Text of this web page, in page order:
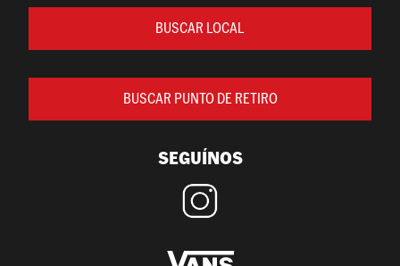
BUSCAR LOCAL
BUSCAR PUNTO DE RETIRO
SEGUÍNOS